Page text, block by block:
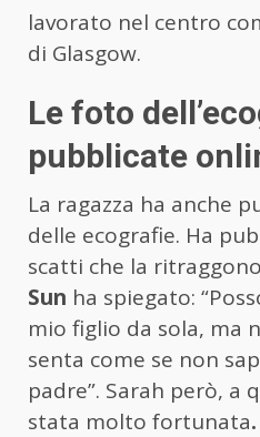
lavorato nel centro
di Glasgow.
Le foto
pubblicate
La ragazza ha anche
delle ecografie. Ha
scatti che la
Sun ha spiegato:
mio figlio da sola, ma
senta come se non
padre”. Sarah però, a
stata molto fortunata